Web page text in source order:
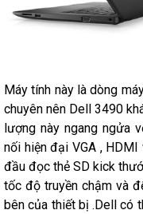
Máy tính này là dòng
chuyên nên Dell 3490
lượng này ngang ngửa
nối hiện đại VGA ,
đầu đọc thẻ SD kick
tốc độ truyền chậm và
bên của thiết bị .Dell có